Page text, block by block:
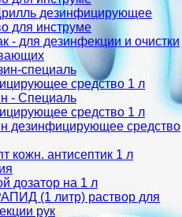
дезинфицирующее
для инструме
- для дезинфекции и очистки
специаль
средство 1 л
- Специаль
средство 1 л
дезинфицирующее средство
кожн. антисептик 1 л
дозатор на 1 л
(1 литр) раствор для
рук